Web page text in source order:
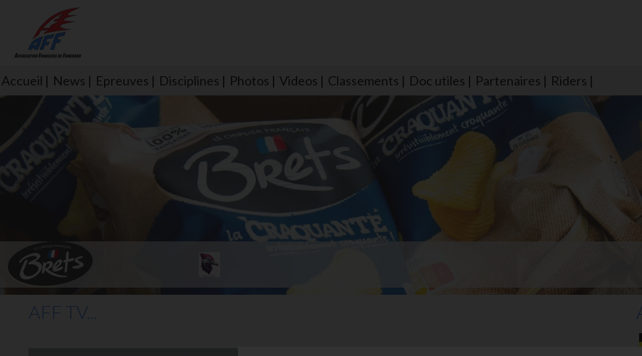
Accueil News Epreuves Disciplines Photos Videos Classements Doc utiles Partenaires Riders
L'aff soutient les SNS253 et SNS604 qui veillent sur nous pour que l'eau salée n'ait jamais le goût
larmes
AFF TV...